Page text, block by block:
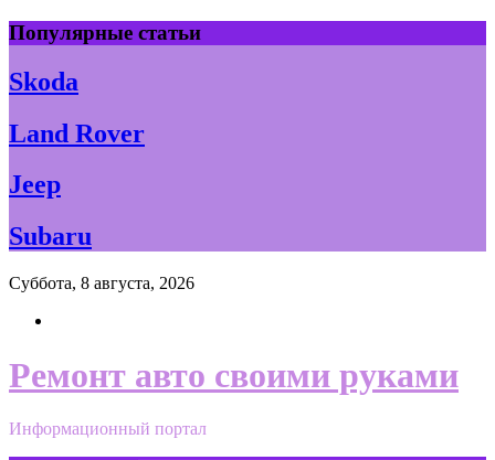
Skip
to
content
Популярные статьи
Skoda
Land Rover
Jeep
Subaru
Суббота, 8 августа, 2026
Ремонт авто своими руками
Информационный портал